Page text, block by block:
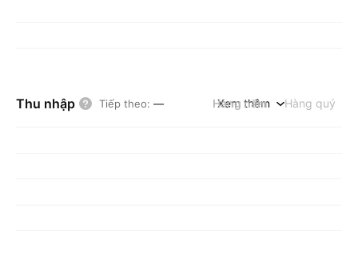
Thu nhập Tiếp theo: — Hàng năm Hàng quý
Xem thêm